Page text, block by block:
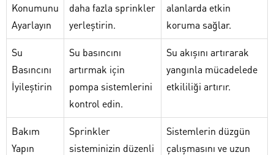
Konumunu
Ayarlayın
daha fazla sprinkler
yerleştirin.
alanlarda etkin
koruma sağlar.
Su
Basıncını
İyileştirin
Su basıncını
artırmak için
pompa sistemlerini
kontrol edin.
Su akışını artırarak
yangınla mücadelede
etkililiği artırır.
Bakım
Yapın
Sprinkler
sisteminizin düzenli
Sistemlerin düzgün
çalışmasını ve uzun